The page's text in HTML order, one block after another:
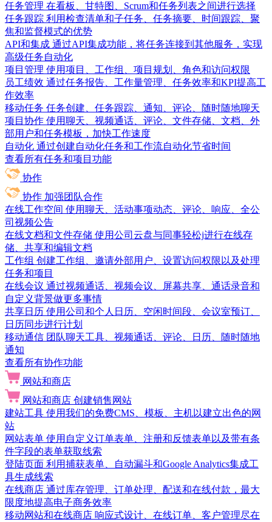
任务管理 在看板、甘特图、Scrum和任务列表之间进行选择
任务跟踪 利用检查清单和子任务、任务摘要、时间跟踪、聚
焦和监督模式的优势
API和集成 通过API集成功能，将任务连接到其他服务，实现
高级任务自动化
项目管理 使用项目、工作组、项目规划、角色和访问权限
员工绩效 通过任务报告、工作量管理、任务效率和KPI提高工
作效率
移动任务 任务创建、任务跟踪、通知、评论、随时随地聊天
项目协作 使用聊天、视频通话、评论、文件存储、文档、外
部用户和任务模板，加快工作速度
自动化 通过创建自动化任务和工作流自动化节省时间
查看所有任务和项目功能
协作
协作 加强团队合作
在线工作空间 使用聊天、活动事项动态、评论、响应、全公
司视频公告
在线文档和文件存储 使用公司云盘与同事轻松j进行在线存
储、共享和编辑文档
工作组 创建工作组、邀请外部用户、设置访问权限以及处理
任务和项目
在线会议 通过视频通话、视频会议、屏幕共享、通话录音和
自定义背景做更多事情
共享日历 使用公司和个人日历、空闲时间段、会议室预订、
日历同步进行计划
移动通信 团队聊天工具、视频通话、评论、日历、随时随地
通知
查看所有协作功能
网站和商店
网站和商店 创建销售网站
建站工具 使用我们的免费CMS、模板、主机以建立出色的网
站
网站表单 使用自定义订单表单、注册和反馈表单以及带有条
件字段的表单获取线索
登陆页面 利用捕获表单、自动漏斗和Google Analytics集成工
具生成线索
在线商店 通过库存管理、订单处理、配送和在线付款，最大
限度地提高电子商务效率
移动网站和在线商店 响应式设计、在线订单、客户管理尽在